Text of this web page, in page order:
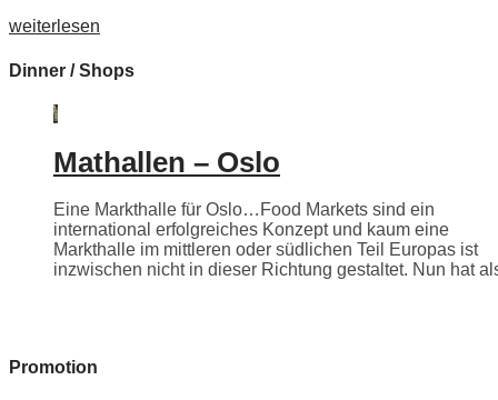
weiterlesen
Dinner / Shops
Mathallen – Oslo
Eine Markthalle für Oslo…Food Markets sind ein
international erfolgreiches Konzept und kaum eine
Markthalle im mittleren oder südlichen Teil Europas ist
inzwischen nicht in dieser Richtung gestaltet. Nun hat
Promotion